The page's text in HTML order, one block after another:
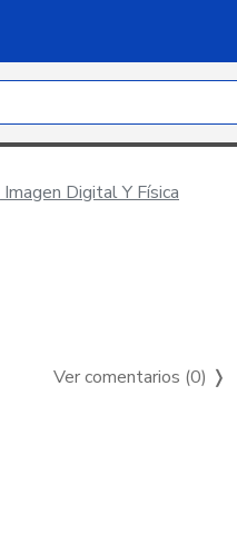
Imagen Digital Y Física
Ver comentarios (0) ❭